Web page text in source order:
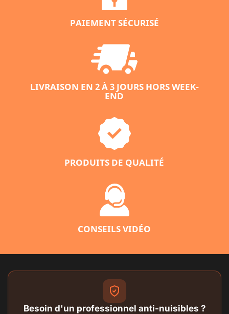
PAIEMENT SÉCURISÉ
LIVRAISON EN 2 À 3 JOURS HORS WEEK-
END
PRODUITS DE QUALITÉ
CONSEILS VIDÉO
Besoin d'un professionnel anti-nuisibles ?